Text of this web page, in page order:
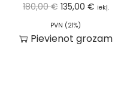
180,00€ 135,00 € iekļ.
PVN (21%)
Pievienot grozam